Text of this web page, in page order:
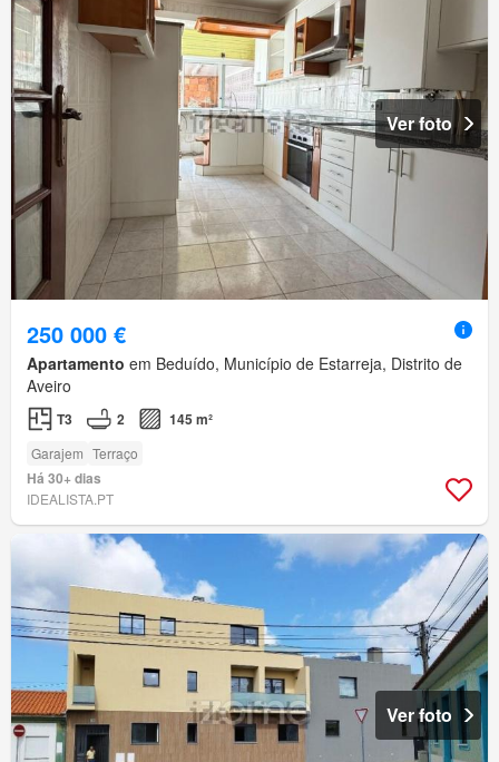
Ver foto
250 000 €
Apartamento em Beduído, Município de Estarreja, Distrito de
Aveiro
T3 2 145 m²
Garajem Terraço
Há 30+ dias
IDEALISTA.PT
Ver foto